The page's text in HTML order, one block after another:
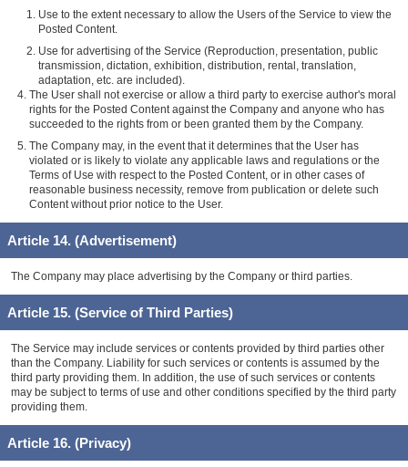
Use to the extent necessary to allow the Users of the Service to view the
Posted Content.
Use for advertising of the Service (Reproduction, presentation, public
transmission, dictation, exhibition, distribution, rental, translation,
adaptation, etc. are included).
The User shall not exercise or allow a third party to exercise author's moral
rights for the Posted Content against the Company and anyone who has
succeeded to the rights from or been granted them by the Company.
The Company may, in the event that it determines that the User has
violated or is likely to violate any applicable laws and regulations or the
Terms of Use with respect to the Posted Content, or in other cases of
reasonable business necessity, remove from publication or delete such
Content without prior notice to the User.
Article 14. (Advertisement)
The Company may place advertising by the Company or third parties.
Article 15. (Service of Third Parties)
The Service may include services or contents provided by third parties other
than the Company. Liability for such services or contents is assumed by the
third party providing them. In addition, the use of such services or contents
may be subject to terms of use and other conditions specified by the third party
providing them.
Article 16. (Privacy)